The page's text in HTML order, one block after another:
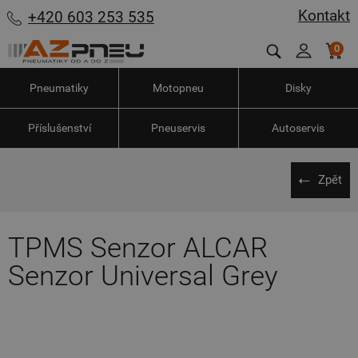
Kontakt
+420 603 253 535
0
Pneumatiky Motopneu Disky
Příslušenství Pneuservis Autoservis
Zpět
TPMS Senzor ALCAR
Senzor Universal Grey